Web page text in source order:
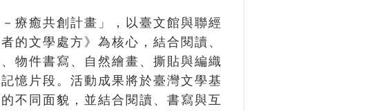
療癒共創計畫」，以臺文館與聯經
的文學處方》為核心，結合閱讀、
物件書寫、自然繪畫、撕貼與編織
憶片段。活動成果將於臺灣文學基
不同面貌，並結合閱讀、書寫與互